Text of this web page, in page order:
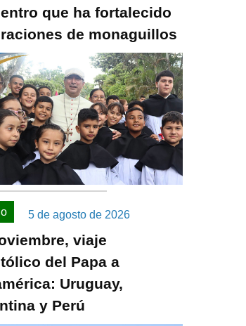
que ha fortalecido
de monaguillos
5 de agosto de 2026
viaje
del Papa a
Uruguay,
y Perú